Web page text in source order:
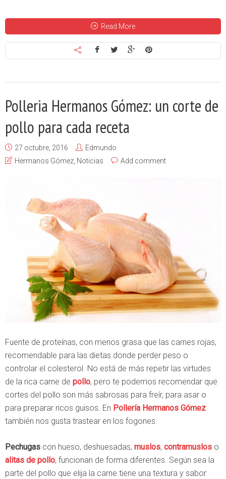
Read More
Polleria Hermanos Gómez: un corte de
pollo para cada receta
27 octubre, 2016
Edmundo
Hermanos Gómez, Noticias Add comment
Fuente de proteínas, con menos grasa que las carnes rojas,
recomendable para las dietas donde perder peso o
controlar el colesterol. No está de más repetir las virtudes
de la rica carne de pollo, pero te podemos recomendar que
cortes del pollo son más sabrosas para freír, para asar o
para preparar ricos guisos. En Pollería Hermanos Gómez
también nos gusta trastear en los fogones.
Pechugas con hueso, deshuesadas, muslos, contramuslos o
alitas de pollo, funcionan de forma diferentes. Según sea la
parte del pollo que elija la carne tiene una textura y sabor